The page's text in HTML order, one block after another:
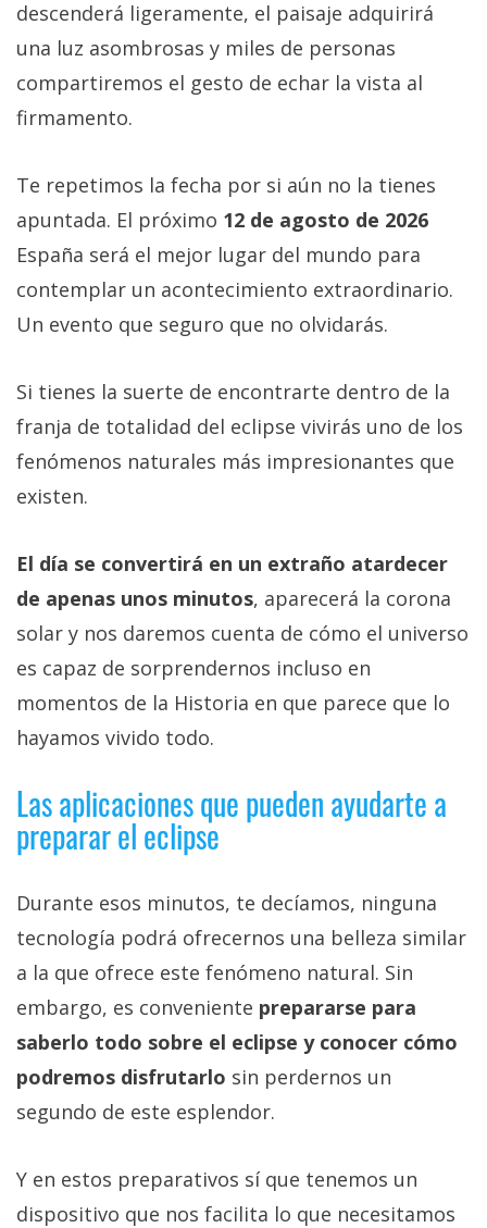
descenderá ligeramente, el paisaje adquirirá
una luz asombrosas y miles de personas
compartiremos el gesto de echar la vista al
firmamento.
Te repetimos la fecha por si aún no la tienes
apuntada. El próximo 12 de agosto de 2026
España será el mejor lugar del mundo para
contemplar un acontecimiento extraordinario.
Un evento que seguro que no olvidarás.
Si tienes la suerte de encontrarte dentro de la
franja de totalidad del eclipse vivirás uno de los
fenómenos naturales más impresionantes que
existen.
El día se convertirá en un extraño atardecer
de apenas unos minutos, aparecerá la corona
solar y nos daremos cuenta de cómo el universo
es capaz de sorprendernos incluso en
momentos de la Historia en que parece que lo
hayamos vivido todo.
Las aplicaciones que pueden ayudarte a
preparar el eclipse
Durante esos minutos, te decíamos, ninguna
tecnología podrá ofrecernos una belleza similar
a la que ofrece este fenómeno natural. Sin
embargo, es conveniente prepararse para
saberlo todo sobre el eclipse y conocer cómo
podremos disfrutarlo sin perdernos un
segundo de este esplendor.
Y en estos preparativos sí que tenemos un
dispositivo que nos facilita lo que necesitamos